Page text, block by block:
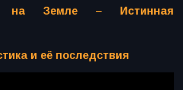
на Земле – Истинная
и её последствия